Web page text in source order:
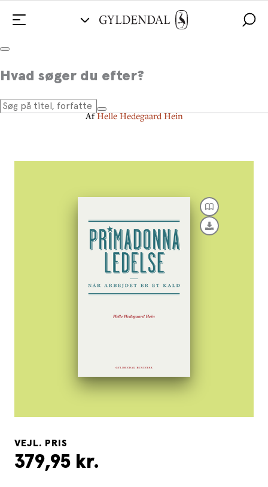
Hvad søger du efter?
Primadonnaledelse
Når arbejdet er et kald
AfHelle Hedegaard Hein
VEJL. PRIS
379,95 kr.